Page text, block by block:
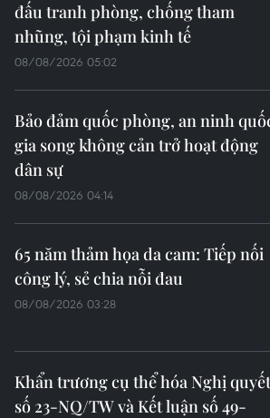
đấu tranh phòng, chống tham
nhũng, tội phạm kinh tế
08/08/2026 05:02
Bảo đảm quốc phòng, an ninh
gia song không cản trở hoạt động
dân sự
08/08/2026 04:14
65 năm thảm họa da cam: Tiếp nối
công lý, sẻ chia nỗi đau
08/08/2026 03:28
Khẩn trương cụ thể hóa Nghị quyết
số 23-NQ/TW và Kết luận số 49-